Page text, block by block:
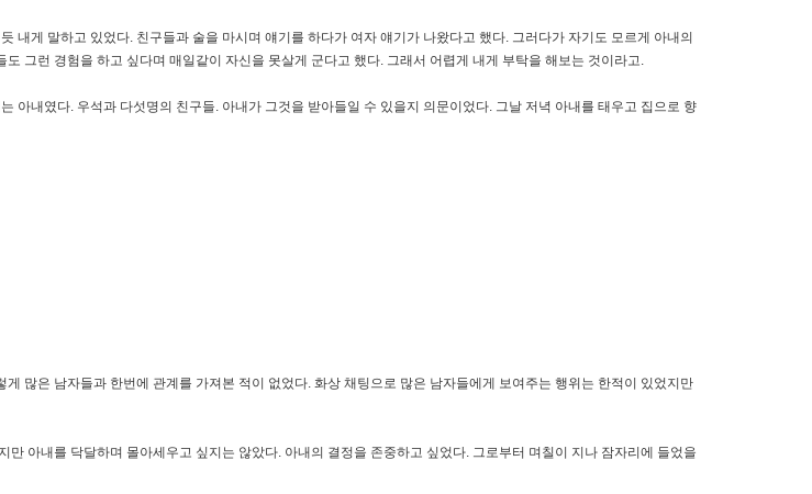
내게 말하고 있었다. 친구들과 술을 마시며 얘기를 하다가 여자 얘기가 나왔다고 했다. 그러다가 자기도 모르게 아내의
그런 경험을 하고 싶다며 매일같이 자신을 못살게 군다고 했다. 그래서 어렵게 내게 부탁을 해보는 것이라고.
아내였다. 우석과 다섯명의 친구들. 아내가 그것을 받아들일 수 있을지 의문이었다. 그날 저녁 아내를 태우고 집으로 향
많은 남자들과 한번에 관계를 가져본 적이 없었다. 화상 채팅으로 많은 남자들에게 보여주는 행위는 한적이 있었지만
아내를 닥달하며 몰아세우고 싶지는 않았다. 아내의 결정을 존중하고 싶었다. 그로부터 며칠이 지나 잠자리에 들었을